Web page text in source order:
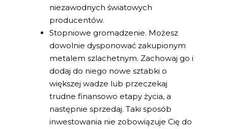
niezawodnych światowych
producentów.
Stopniowe gromadzenie. Możesz
dowolnie dysponować zakupionym
metalem szlachetnym. Zachowaj go i
dodaj do niego nowe sztabki o
większej wadze lub przeczekaj
trudne finansowo etapy życia, a
następnie sprzedaj. Taki sposób
inwestowania nie zobowiązuje Cię do